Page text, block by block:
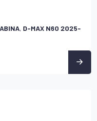
, D-MAX N60 2025-